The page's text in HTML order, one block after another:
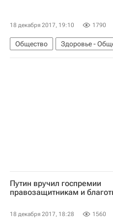
18 декабря 2017, 19:10 1790
Общество
Здоровье -
Здоровье
Правительство
Путин вручил госпремии
правозащитникам и
18 декабря 2017, 18:28 1560